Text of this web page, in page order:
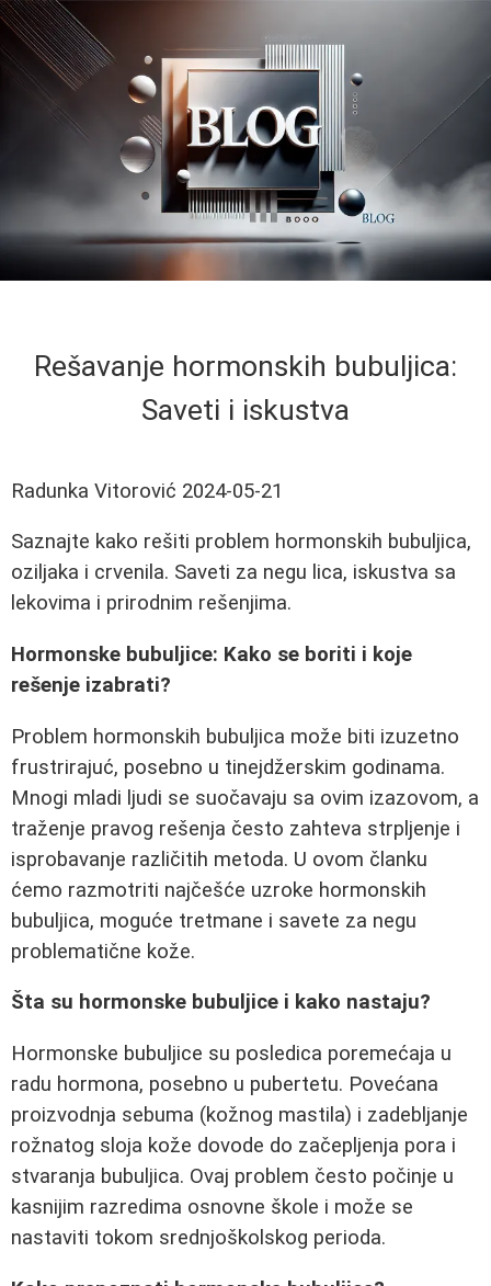
Rešavanje hormonskih bubuljica:
Saveti i iskustva
Radunka Vitorović 2024-05-21
Saznajte kako rešiti problem hormonskih bubuljica,
oziljaka i crvenila. Saveti za negu lica, iskustva sa
lekovima i prirodnim rešenjima.
Hormonske bubuljice: Kako se boriti i koje
rešenje izabrati?
Problem hormonskih bubuljica može biti izuzetno
frustrirajuć, posebno u tinejdžerskim godinama.
Mnogi mladi ljudi se suočavaju sa ovim izazovom, a
traženje pravog rešenja često zahteva strpljenje i
isprobavanje različitih metoda. U ovom članku
ćemo razmotriti najčešće uzroke hormonskih
bubuljica, moguće tretmane i savete za negu
problematične kože.
Šta su hormonske bubuljice i kako nastaju?
Hormonske bubuljice su posledica poremećaja u
radu hormona, posebno u pubertetu. Povećana
proizvodnja sebuma (kožnog mastila) i zadebljanje
rožnatog sloja kože dovode do začepljenja pora i
stvaranja bubuljica. Ovaj problem često počinje u
kasnijim razredima osnovne škole i može se
nastaviti tokom srednjoškolskog perioda.